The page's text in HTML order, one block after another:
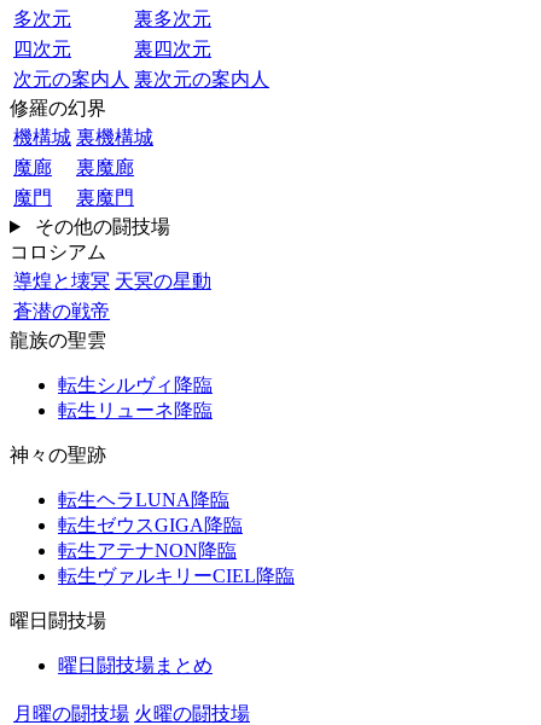
多次元
裏多次元
四次元
裏四次元
次元の案内人 裏次元の案内人
修羅の幻界
機構城 裏機構城
魔廊
裏魔廊
魔門
裏魔門
その他の闘技場
コロシアム
導煌と壊冥 天冥の星動
蒼潜の戦帝
龍族の聖雲
転生シルヴィ降臨
転生リューネ降臨
神々の聖跡
転生ヘラLUNA降臨
転生ゼウスGIGA降臨
転生アテナNON降臨
転生ヴァルキリーCIEL降臨
曜日闘技場
曜日闘技場まとめ
月曜の闘技場 火曜の闘技場